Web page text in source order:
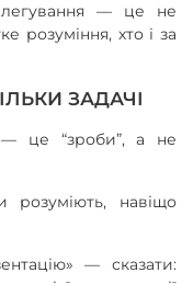
— це не
розуміння, хто і за
ЗАДАЧІ
— це “зроби”, а не
навіщо
— сказати: